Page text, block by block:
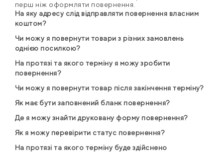
перш ніж оформляти повернення.
На яку адресу слід відправляти повернення власним
коштом?
Чи можу я повернути товари з різних замовлень
однією посилкою?
На протязі та якого терміну я можу зробити
повернення?
Чи можу я повернути товар після закінчення терміну?
Як має бути заповнений бланк повернення?
Де я можу знайти друковану форму повернення?
Як я можу перевірити статус повернення?
На протязі та якого терміну буде здійснено